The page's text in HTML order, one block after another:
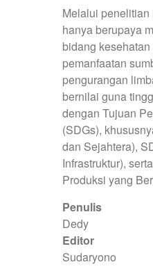
Melalui
hanya berupaya
bidang
pemanfaatan
pengurangan
bernilai guna
dengan Tujuan
(SDGs),
dan Sejahtera),
Infrastruktur),
Produksi yang
Penulis
Dedy
Editor
Sudaryono